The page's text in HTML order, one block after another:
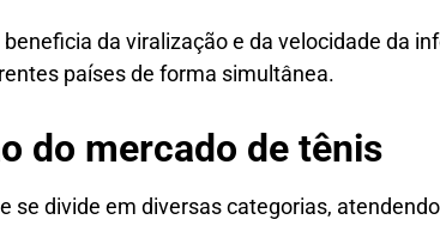
beneficia da viralização e da velocidade da
países de forma simultânea.
do mercado de tênis
se divide em diversas categorias,